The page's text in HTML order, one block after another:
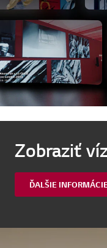
Zobraziť
ĎALŠIE INFORMÁCIE